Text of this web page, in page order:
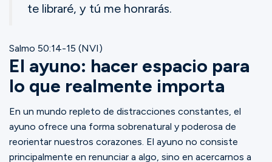
te libraré, y tú me honrarás.
Salmo 50:14-15 (NVI)
El ayuno: hacer espacio para
lo que realmente importa
En un mundo repleto de distracciones constantes, el
ayuno ofrece una forma sobrenatural y poderosa de
reorientar nuestros corazones. El ayuno no consiste
principalmente en renunciar a algo, sino en acercarnos a